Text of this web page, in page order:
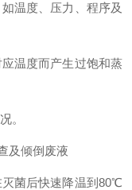
温度、压力、程序及
温度而产生过饱和蒸
。
及倾倒废液
菌后快速降温到80℃